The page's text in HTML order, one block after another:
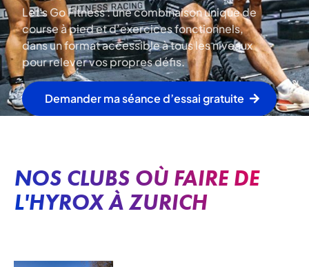
Let's Go Fitness : une combinaison unique de
course à pied et d’exercices fonctionnels,
dans un format accessible à tous les niveaux
pour relever vos propres défis.
Demander ma séance d’essai gratuite
NOS CLUBS OÙ FAIRE DE
L'HYROX À ZURICH